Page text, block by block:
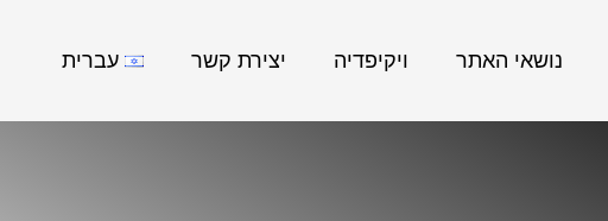
נושאי האתר ויקיפדיה יצירת קשר עברית